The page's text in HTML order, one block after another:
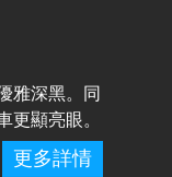
雅深黑。同
更顯亮眼。
更多詳情